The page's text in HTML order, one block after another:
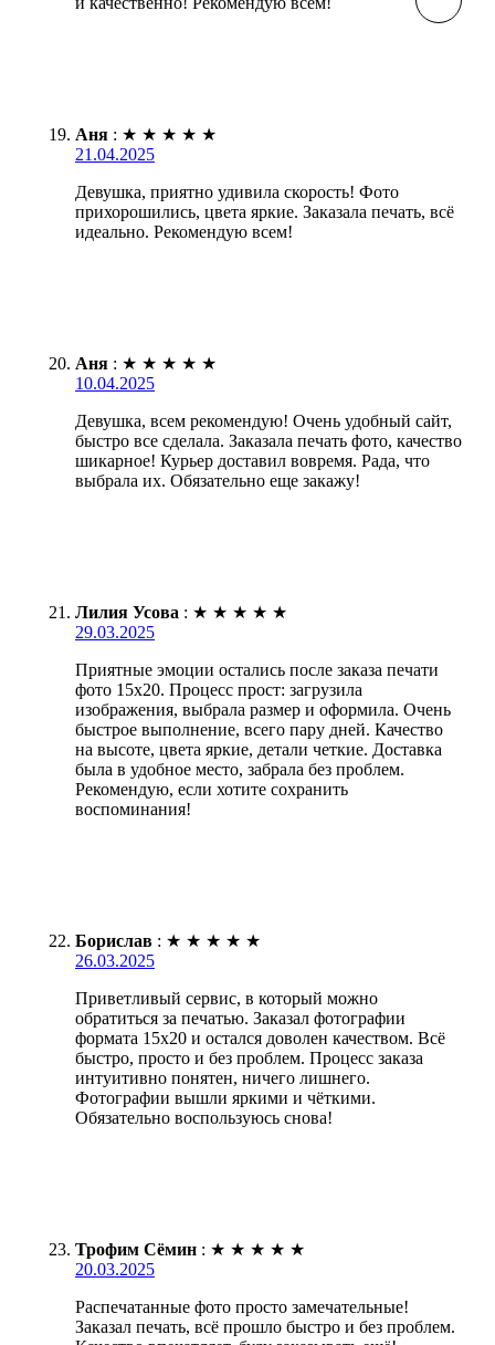
Аня : ★ ★ ★ ★ ★
21.04.2025
Девушка, приятно удивила скорость! Фото
прихорошились, цвета яркие. Заказала печать, всё
идеально. Рекомендую всем!
Аня : ★ ★ ★ ★ ★
10.04.2025
Девушка, всем рекомендую! Очень удобный сайт,
быстро все сделала. Заказала печать фото, качество
шикарное! Курьер доставил вовремя. Рада, что
выбрала их. Обязательно еще закажу!
Лилия Усова : ★ ★ ★ ★ ★
29.03.2025
Приятные эмоции остались после заказа печати
фото 15х20. Процесс прост: загрузила
изображения, выбрала размер и оформила. Очень
быстрое выполнение, всего пару дней. Качество
на высоте, цвета яркие, детали четкие. Доставка
была в удобное место, забрала без проблем.
Рекомендую, если хотите сохранить
воспоминания!
Борислав : ★ ★ ★ ★ ★
26.03.2025
Приветливый сервис, в который можно
обратиться за печатью. Заказал фотографии
формата 15х20 и остался доволен качеством. Всё
быстро, просто и без проблем. Процесс заказа
интуитивно понятен, ничего лишнего.
Фотографии вышли яркими и чёткими.
Обязательно воспользуюсь снова!
Трофим Сёмин : ★ ★ ★ ★ ★
20.03.2025
Распечатанные фото просто замечательные!
Заказал печать, всё прошло быстро и без проблем.